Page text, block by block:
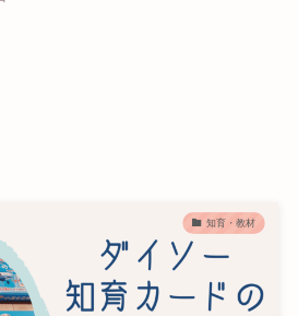
知育・教材